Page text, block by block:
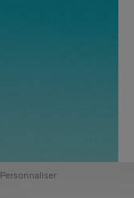
Personnaliser